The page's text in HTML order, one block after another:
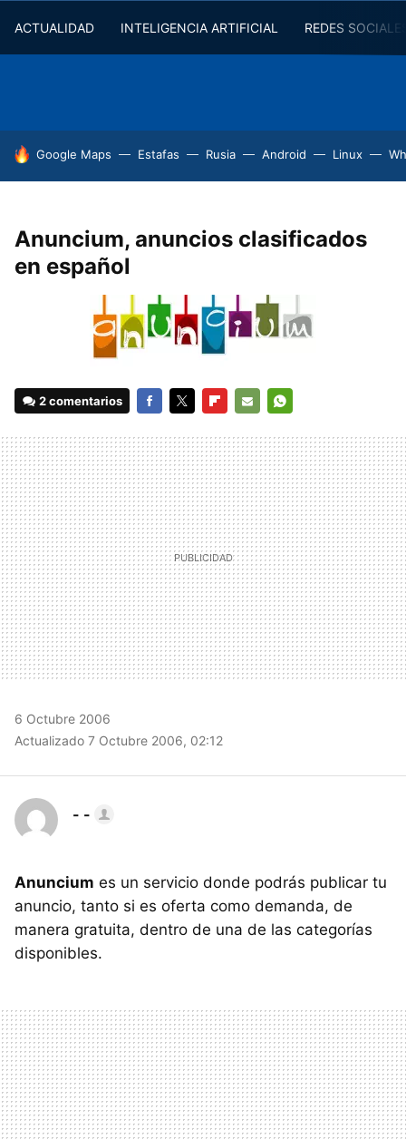
ACTUALIDAD INTELIGENCIA ARTIFICIAL REDES
HOY SE HABLA DE
Google Maps Estafas Rusia Android Linux
Anuncium, anuncios clasificados
en español
2 comentarios
MAIL
6 Octubre 2006
Actualizado 7 Octubre 2006, 02:12
- -
Anuncium es un servicio donde podrás publicar tu
anuncio, tanto si es oferta como demanda, de
manera gratuita, dentro de una de las categorías
disponibles.